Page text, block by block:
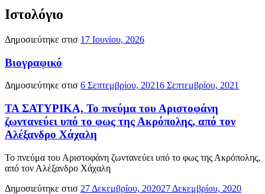
Ιστολόγιο
Δημοσιεύτηκε στισ 17 Ιουνίου, 2026
Βιογραφικό
Δημοσιεύτηκε στισ 6 Σεπτεμβρίου, 20216 Σεπτεμβρίου, 2021
ΤΑ ΣΑΤΥΡΙΚΑ, Το πνεύμα του Αριστοφάνη
ζωντανεύει υπό το φως της Ακρόπολης, από τον
Αλέξανδρο Χάχαλη
Το πνεύμα του Αριστοφάνη ζωντανεύει υπό το φως της Ακρόπολης,
από τον Αλέξανδρο Χάχαλη
Δημοσιεύτηκε στισ 27 Δεκεμβρίου, 202027 Δεκεμβρίου, 2020